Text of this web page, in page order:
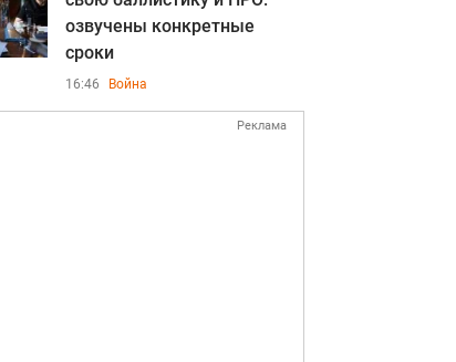
озвучены конкретные
сроки
16:46 Война
Реклама